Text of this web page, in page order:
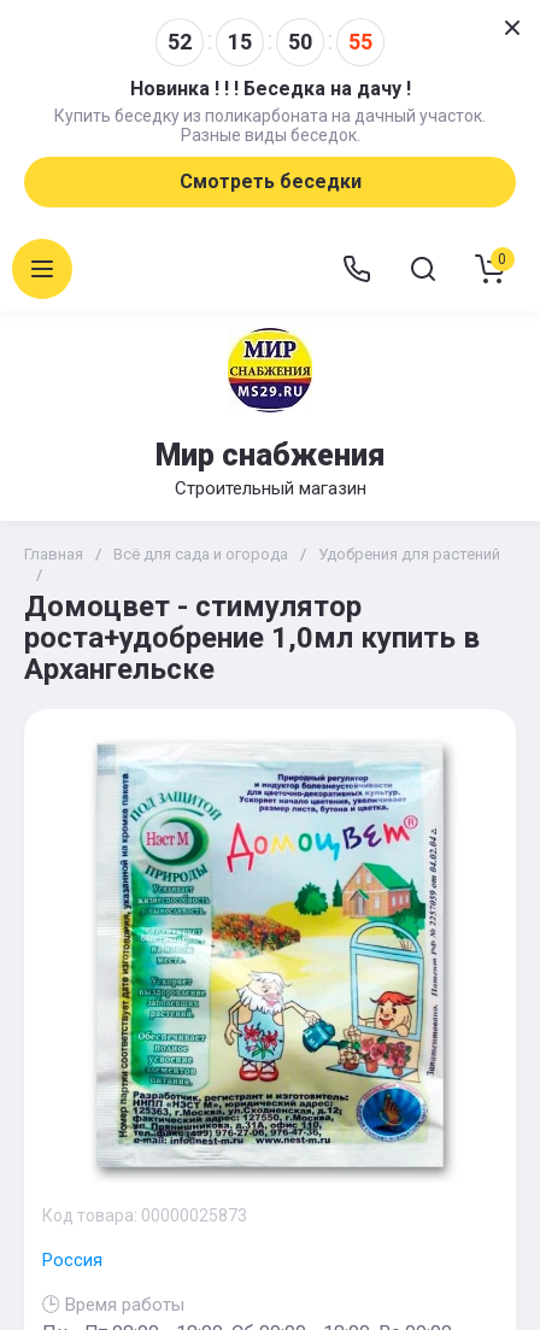
52 15 50 55
Новинка ! ! ! Беседка на дачу !
Купить беседку из поликарбоната на дачный участок.
Разные виды беседок.
Смотреть беседки
Мир снабжения
Строительный магазин
0
Главная / Всё для сада и огорода /
Удобрения для растений
/
Домоцвет - стимулятор
роста+удобрение 1,0мл купить в
Архангельске
Код товара: 00000025873
Россия
🕒 Время работы